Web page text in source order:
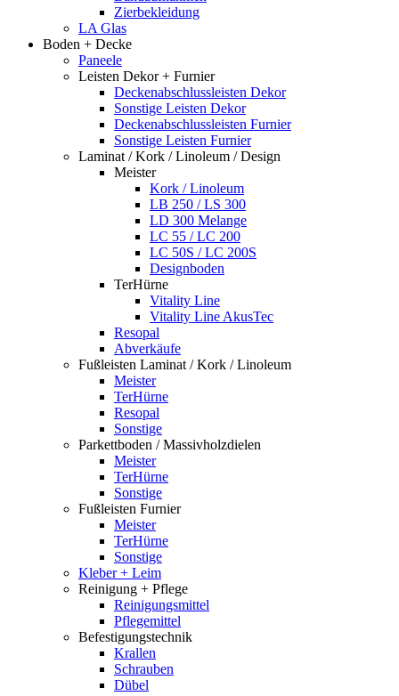
Zierbekleidung
LA Glas
Boden + Decke
Paneele
Leisten Dekor + Furnier
Deckenabschlussleisten Dekor
Sonstige Leisten Dekor
Deckenabschlussleisten Furnier
Sonstige Leisten Furnier
Laminat / Kork / Linoleum / Design
Meister
Kork / Linoleum
LB 250 / LS 300
LD 300 Melange
LC 55 / LC 200
LC 50S / LC 200S
Designboden
TerHürne
Vitality Line
Vitality Line AkusTec
Resopal
Abverkäufe
Fußleisten Laminat / Kork / Linoleum
Meister
TerHürne
Resopal
Sonstige
Parkettboden / Massivholzdielen
Meister
TerHürne
Sonstige
Fußleisten Furnier
Meister
TerHürne
Sonstige
Kleber + Leim
Reinigung + Pflege
Reinigungsmittel
Pflegemittel
Befestigungstechnik
Krallen
Schrauben
Dübel